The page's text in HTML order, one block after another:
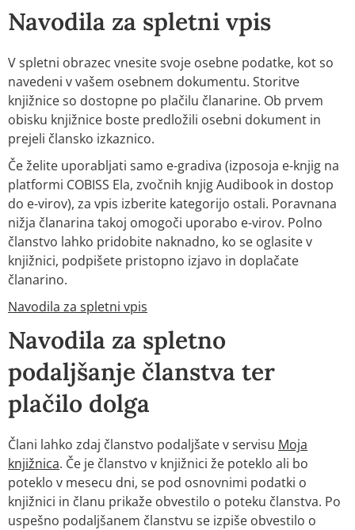
Navodila za spletni vpis
V spletni obrazec vnesite svoje osebne podatke, kot so
navedeni v vašem osebnem dokumentu. Storitve
knjižnice so dostopne po plačilu članarine. Ob prvem
obisku knjižnice boste predložili osebni dokument in
prejeli člansko izkaznico.
Če želite uporabljati samo e-gradiva (izposoja e-knjig na
platformi COBISS Ela, zvočnih knjig Audibook in dostop
do e-virov), za vpis izberite kategorijo ostali. Poravnana
nižja članarina takoj omogoči uporabo e-virov. Polno
članstvo lahko pridobite naknadno, ko se oglasite v
knjižnici, podpišete pristopno izjavo in doplačate
članarino.
Navodila za spletni vpis
Navodila za spletno
podaljšanje članstva ter
plačilo dolga
Člani lahko zdaj članstvo podaljšate v servisu Moja
knjižnica. Če je članstvo v knjižnici že poteklo ali bo
poteklo v mesecu dni, se pod osnovnimi podatki o
knjižnici in članu prikaže obvestilo o poteku članstva. Po
uspešno podaljšanem članstvu se izpiše obvestilo o